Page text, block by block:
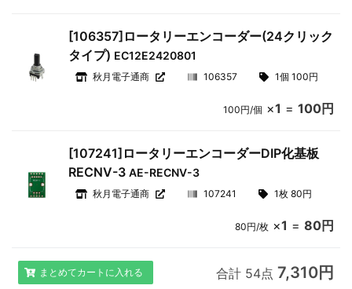
[106357]ロータリーエンコーダー(24クリック
タイプ) EC12E2420801
秋月電子通商 106357 1個 100円
100円/個 ×1 = 100円
[107241]ロータリーエンコーダーDIP化基板
RECNV-3AE-RECNV-3
秋月電子通商 107241 1枚 80円
80円/枚×1 = 80円
まとめてカートに入れる 合計 54点 7,310円